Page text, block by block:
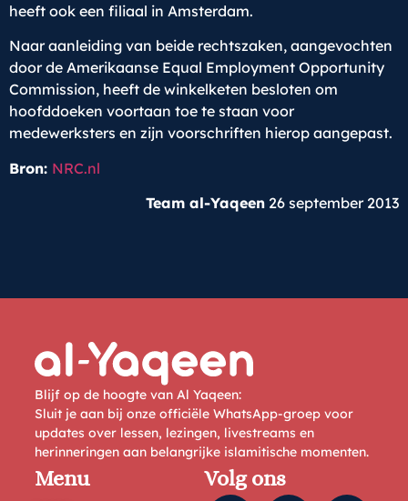
heeft ook een filiaal in Amsterdam.
Naar aanleiding van beide rechtszaken, aangevochten
door de Amerikaanse Equal Employment Opportunity
Commission, heeft de winkelketen besloten om
hoofddoeken voortaan toe te staan voor
medewerksters en zijn voorschriften hierop aangepast.
Bron: NRC.nl
Team al-Yaqeen 26 september 2013
Blijf op de hoogte van Al Yaqeen:
Sluit je aan bij onze officiële WhatsApp-groep voor
updates over lessen, lezingen, livestreams en
herinneringen aan belangrijke islamitische momenten.
Menu Volg ons